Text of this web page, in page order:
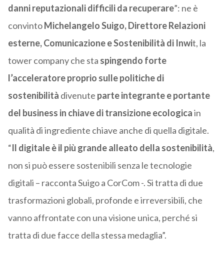
danni reputazionali difficili da recuperare”: ne è
convintoMichelangelo Suigo, Direttore Relazioni
esterne, Comunicazione e Sostenibilità di Inwit, la
tower company che sta spingendo forte
l’acceleratore proprio sulle politiche di
sostenibilità divenute parte integrante e portante
del business in chiave di transizione ecologicain
qualità di ingrediente chiave anche di quella digitale.
“Il digitale è il più grande alleato della sostenibilità,
non si può essere sostenibili senza le tecnologie
digitali – racconta Suigo a CorCom -. Si tratta di due
trasformazioni globali, profonde e irreversibili, che
vanno affrontate con una visione unica, perché si
tratta di due facce della stessa medaglia”.